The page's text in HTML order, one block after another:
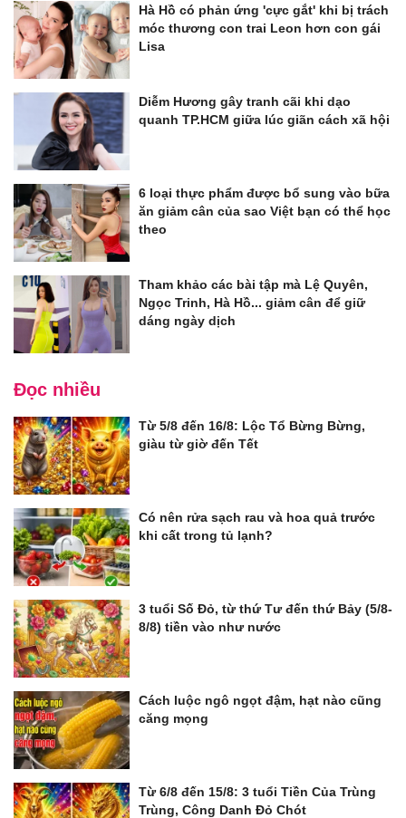
Hà Hồ có phản ứng 'cực gắt' khi bị trách
móc thương con trai Leon hơn con gái
Lisa
Diễm Hương gây tranh cãi khi dạo
quanh TP.HCM giữa lúc giãn cách xã hội
6 loại thực phẩm được bổ sung vào bữa
ăn giảm cân của sao Việt bạn có thể học
theo
Tham khảo các bài tập mà Lệ Quyên,
Ngọc Trinh, Hà Hồ... giảm cân để giữ
dáng ngày dịch
Đọc nhiều
Từ 5/8 đến 16/8: Lộc Tổ Bừng Bừng,
giàu từ giờ đến Tết
Có nên rửa sạch rau và hoa quả trước
khi cất trong tủ lạnh?
3 tuổi Số Đỏ, từ thứ Tư đến thứ Bảy (5/8-
8/8) tiền vào như nước
Cách luộc ngô ngọt đậm, hạt nào cũng
căng mọng
Từ 6/8 đến 15/8: 3 tuổi Tiền Của Trùng
Trùng, Công Danh Đỏ Chót